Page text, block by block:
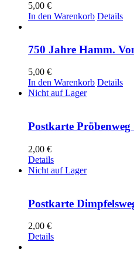
5,00 €
In den Warenkorb Details
750 Jahre Hamm.
5,00 €
In den Warenkorb Details
Nicht auf Lager
Postkarte Pröbenweg
2,00 €
Details
Nicht auf Lager
Postkarte
2,00 €
Details